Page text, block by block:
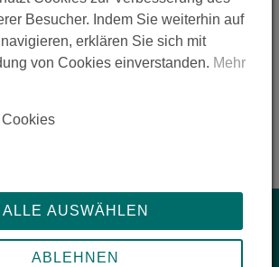
Bücher können über die Geschäftsstelle
erworben werden.
"Reiseziel Erfahrung"
Besucher. Indem Sie weiterhin auf
erklären Sie sich mit
von Cookies einverstanden. Mehr
ALLE AUSWÄHLEN
ABLEHNEN